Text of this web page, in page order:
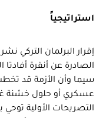
استراتيجياً
إقرار البرلمان التركي
الصادرة عن أنقرة
سيما وأن الأزمة قد
عسكري أو حلول خشنة
التصريحات الأولية